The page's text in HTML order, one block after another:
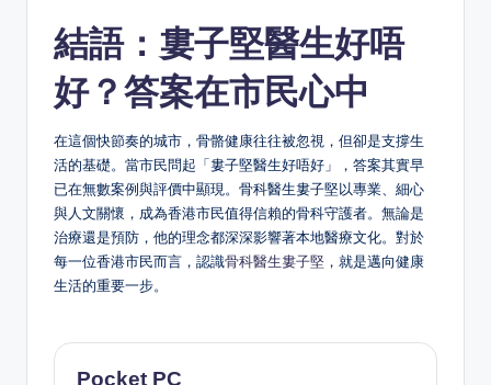
結語：婁子堅醫生好唔
好？答案在市民心中
在這個快節奏的城市，骨骼健康往往被忽視，但卻是支撐生
活的基礎。當市民問起「婁子堅醫生好唔好」，答案其實早
已在無數案例與評價中顯現。骨科醫生婁子堅以專業、細心
與人文關懷，成為香港市民值得信賴的骨科守護者。無論是
治療還是預防，他的理念都深深影響著本地醫療文化。對於
每一位香港市民而言，認識骨科醫生婁子堅 ，就是邁向健康
生活的重要一步。
Pocket PC